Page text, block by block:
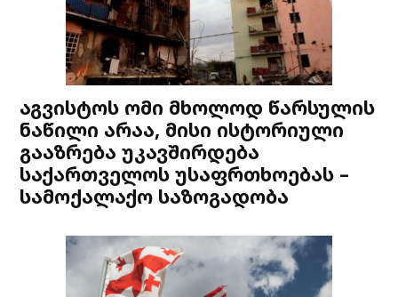
აგვისტოს ომი მხოლოდ წარსულის
ნაწილი არაა, მისი ისტორიული
გააზრება უკავშირდება
საქართველოს უსაფრთხოებას –
სამოქალაქო საზოგადობა